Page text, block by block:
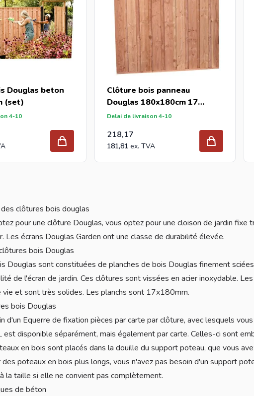
Douglas beton
(set)
4-10
Clôture bois panneau
Douglas 180x180cm 17
planches (19x145mm)
Delai de livraison 4-10
218,17
181,81
clôtures bois douglas
pour une clôture Douglas, vous optez pour une cloison de jardin fixe
Les écrans Douglas Garden ont une classe de durabilité élevée.
bois Douglas
Douglas sont constituées de planches de bois Douglas finement
de l'écran de jardin. Ces clôtures sont vissées en acier inoxydable.
vie et sont très solides. Les planchs sont 17x180mm.
bois Douglas
d'un Equerre de fixation pièces par carte par clôture, avec lesquels
disponible séparément, mais également par carte. Celles-ci sont
en bois sont placés dans la douille du support poteau, que vous
poteaux en bois plus longs, vous n'avez pas besoin d'un support
la taille si elle ne convient pas complètement.
de béton